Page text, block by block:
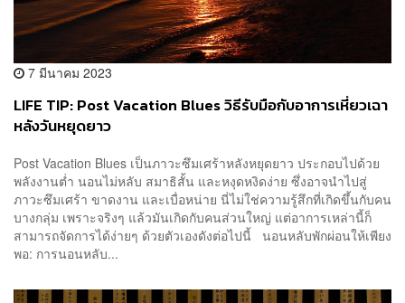
7 มีนาคม 2023
LIFE TIP: Post Vacation Blues วิธีรับมือกับอาการเหี่ยวเฉา
หลังวันหยุดยาว
Post Vacation Blues เป็นภาวะซึมเศร้าหลังหยุดยาว ประกอบไปด้วย
พลังงานต่ำ นอนไม่หลับ สมาธิสั้น และหงุดหงิดง่าย ซึ่งอาจนำไปสู่
ภาวะซึมเศร้า ขาดงาน และเบื่อหน่าย นี่ไม่ใช่ความรู้สึกที่เกิดขึ้นกับคน
บางกลุ่ม เพราะจริงๆ แล้วมันเกิดกับคนส่วนใหญ่ แต่อาการเหล่านี้ก็
สามารถจัดการได้ง่ายๆ ด้วยตัวเองดังต่อไปนี้ นอนหลับพักผ่อนให้เพียง
พอ: การนอนหลับ...